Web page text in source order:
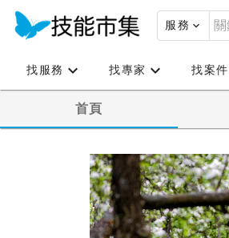
服務
找服務 找專家 找案件
首頁